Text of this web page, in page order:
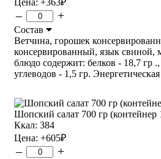
– +
Состав
Ветчина, горошек
консервированный, язык свиной,
блюдо содержит: белков - 18,7 гр
углеводов - 1,5 гр.
Шопский салат 700 гр (контейнер
Ккал: 384
Цена: +605₽
– +